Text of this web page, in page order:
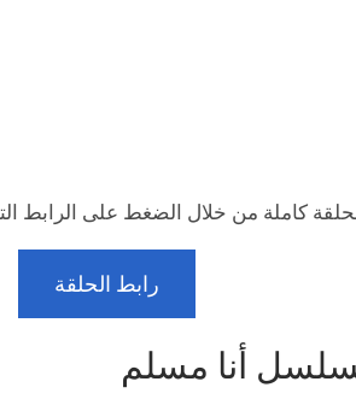
كاملة من خلال الضغط على الرابط
رابط الحلقة
أنا مسلم